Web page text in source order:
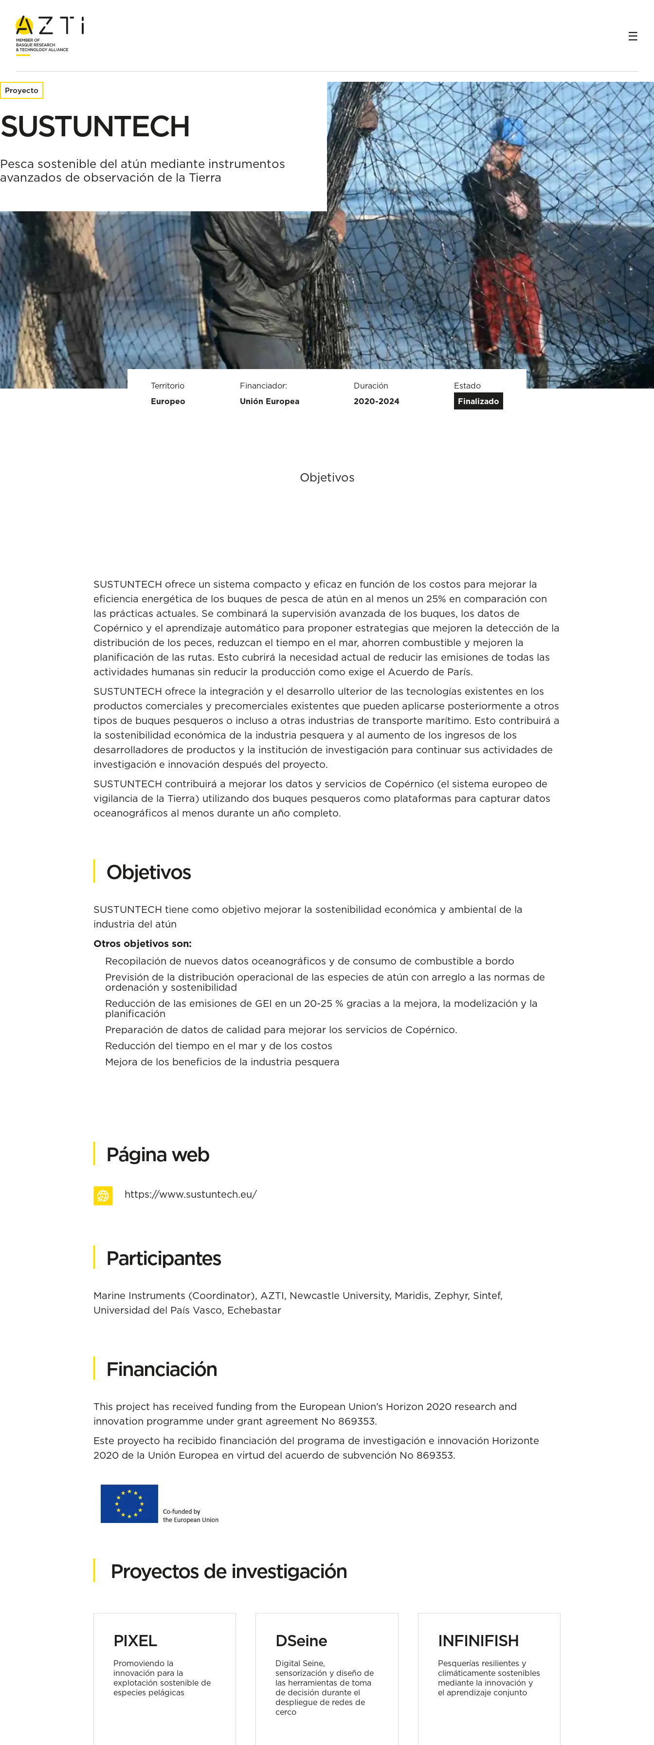
Inicio Proyectos de investigación
Proyecto
SUSTUNTECH
Pesca sostenible del atún mediante instrumentos
avanzados de observación de la Tierra
Territorio
Europeo
Financiador:
Unión Europea
Duración
2020-2024
Estado
Finalizado
Objetivos
SUSTUNTECH ofrece un sistema compacto y eficaz en función de los costos para mejorar la
eficiencia energética de los buques de pesca de atún en al menos un 25% en comparación con
las prácticas actuales. Se combinará la supervisión avanzada de los buques, los datos de
Copérnico y el aprendizaje automático para proponer estrategias que mejoren la detección de la
distribución de los peces, reduzcan el tiempo en el mar, ahorren combustible y mejoren la
planificación de las rutas. Esto cubrirá la necesidad actual de reducir las emisiones de todas las
actividades humanas sin reducir la producción como exige el Acuerdo de París.
SUSTUNTECH ofrece la integración y el desarrollo ulterior de las tecnologías existentes en los
productos comerciales y precomerciales existentes que pueden aplicarse posteriormente a otros
tipos de buques pesqueros o incluso a otras industrias de transporte marítimo. Esto contribuirá a
la sostenibilidad económica de la industria pesquera y al aumento de los ingresos de los
desarrolladores de productos y la institución de investigación para continuar sus actividades de
investigación e innovación después del proyecto.
SUSTUNTECH contribuirá a mejorar los datos y servicios de Copérnico (el sistema europeo de
vigilancia de la Tierra) utilizando dos buques pesqueros como plataformas para capturar datos
oceanográficos al menos durante un año completo.
Objetivos
SUSTUNTECH tiene como objetivo mejorar la sostenibilidad económica y ambiental de la
industria del atún
Otros objetivos son:
Recopilación de nuevos datos oceanográficos y de consumo de combustible a bordo
Previsión de la distribución operacional de las especies de atún con arreglo a las normas de
ordenación y sostenibilidad
Reducción de las emisiones de GEI en un 20-25 % gracias a la mejora, la modelización y la
planificación
Preparación de datos de calidad para mejorar los servicios de Copérnico.
Reducción del tiempo en el mar y de los costos
Mejora de los beneficios de la industria pesquera
Página web
https://www.sustuntech.eu/
Participantes
Marine Instruments (Coordinator), AZTI, Newcastle University, Maridis, Zephyr, Sintef,
Universidad del País Vasco, Echebastar
Financiación
This project has received funding from the European Union’s Horizon 2020 research and
innovation programme under grant agreement No 869353.
Este proyecto ha recibido financiación del programa de investigación e innovación Horizonte
2020 de la Unión Europea en virtud del acuerdo de subvención No 869353.
Proyectos de investigación
PIXEL
Promoviendo la
innovación para la
explotación sostenible de
especies pelágicas
DSeine
Digital Seine,
sensorización y diseño de
las herramientas de toma
de decisión durante el
despliegue de redes de
cerco
INFINIFISH
Pesquerías resilientes y
climáticamente sostenibles
mediante la innovación y
el aprendizaje conjunto